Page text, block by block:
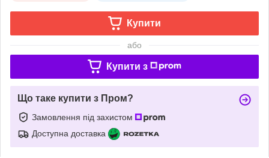
Купити
або
Купити з
Що таке купити з Пром?
Замовлення під захистом
Доступна доставка